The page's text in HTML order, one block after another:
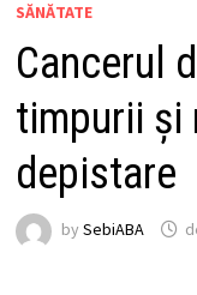
SĂNĂTATE
Cancerul
timpurii și
depistare
by SebiABA